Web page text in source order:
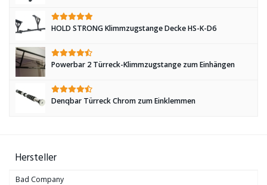
HOLD STRONG Klimmzugstange Decke HS-K-D6
Powerbar 2 Türreck-Klimmzugstange zum Einhängen
Denqbar Türreck Chrom zum Einklemmen
Hersteller
Bad Company